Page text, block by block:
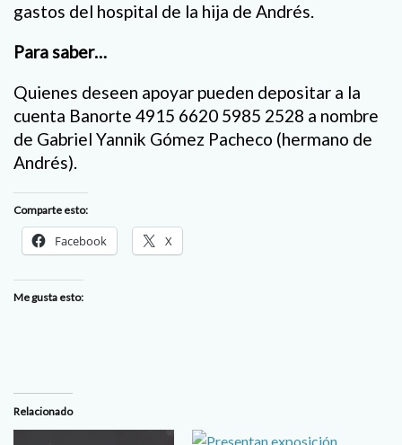
gastos del hospital de la hija de Andrés.
Para saber…
Quienes deseen apoyar pueden depositar a la
cuenta Banorte 4915 6620 5985 2528 a nombre
de Gabriel Yannik Gómez Pacheco (hermano de
Andrés).
Comparte esto:
Facebook X
Me gusta esto:
Relacionado